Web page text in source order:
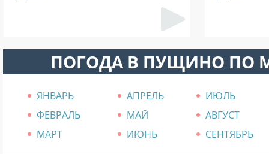
ПОГОДА В ПУЩИНО ПО
ЯНВАРЬ АПРЕЛЬ
ИЮЛЬ
ФЕВРАЛЬ
МАЙ
АВГУСТ
МАРТ
ИЮНЬ СЕНТЯБРЬ